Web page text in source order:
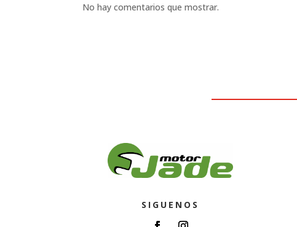
No hay comentarios que mostrar.
SIGUENOS